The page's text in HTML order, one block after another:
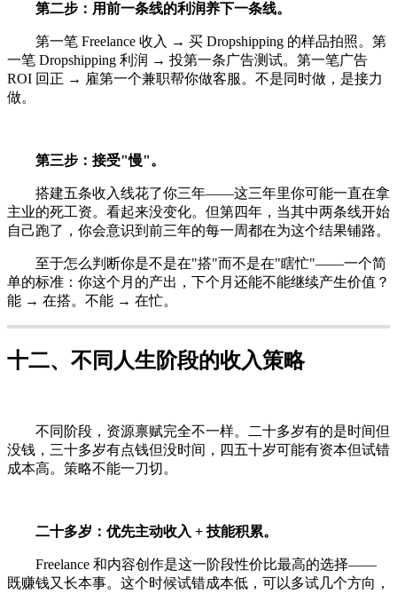
第二步：用前一条线的利润养下一条线。
第一笔 Freelance 收入 → 买 Dropshipping 的样品拍照。第
一笔 Dropshipping 利润 → 投第一条广告测试。第一笔广告
ROI 回正 → 雇第一个兼职帮你做客服。不是同时做，是接力
做。
第三步：接受"慢"。
搭建五条收入线花了你三年——这三年里你可能一直在拿
主业的死工资。看起来没变化。但第四年，当其中两条线开始
自己跑了，你会意识到前三年的每一周都在为这个结果铺路。
至于怎么判断你是不是在"搭"而不是在"瞎忙"——一个简
单的标准：你这个月的产出，下个月还能不能继续产生价值？
能 → 在搭。不能 → 在忙。
十二、不同人生阶段的收入策略
不同阶段，资源禀赋完全不一样。二十多岁有的是时间但
没钱，三十多岁有点钱但没时间，四五十岁可能有资本但试错
成本高。策略不能一刀切。
二十多岁：优先主动收入 + 技能积累。
Freelance 和内容创作是这一阶段性价比最高的选择——
既赚钱又长本事。这个时候试错成本低，可以多试几个方向，